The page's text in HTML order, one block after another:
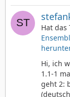
Hat das
Hi, ich
1.1-1
geht 2: